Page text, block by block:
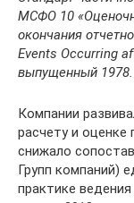
МСФО 10
окончания
Events Occurring
выпущенный 1978.
Компании
расчету и оценке
снижало
Групп компаний)
практике